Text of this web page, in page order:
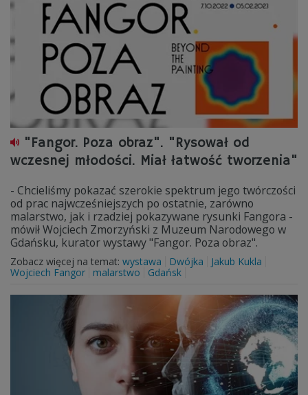
"Fangor. Poza obraz". "Rysował od
wczesnej młodości. Miał łatwość tworzenia"
- Chcieliśmy pokazać szerokie spektrum jego twórczości
od prac najwcześniejszych po ostatnie, zarówno
malarstwo, jak i rzadziej pokazywane rysunki Fangora -
mówił Wojciech Zmorzyński z Muzeum Narodowego w
Gdańsku, kurator wystawy "Fangor. Poza obraz".
Zobacz więcej na temat: wystawa Dwójka
Jakub Kukla
Wojciech Fangor
malarstwo Gdańsk